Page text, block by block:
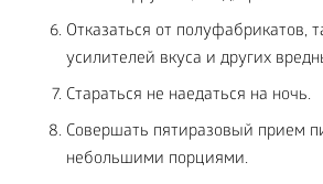
Отказаться от полуфабрикатов,
усилителей вкуса и других
Стараться не наедаться на ночь.
Совершать пятиразовый прием
небольшими порциями.